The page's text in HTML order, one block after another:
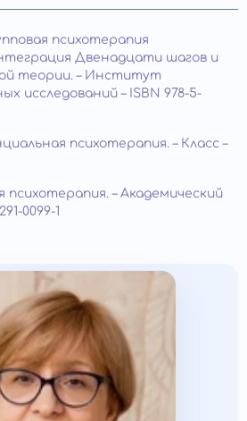
психотерапия
Двенадцати шагов и
теории. – Институт
исследований – ISBN 978-5-
психотерапия. – Класс –
психотерапия. – Академический
0099-1